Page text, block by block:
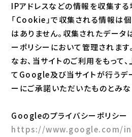
IPアドレスなどの情報を収集する
「Cookie」で収集される情報は
はありません。収集されたデー
ーポリシーにおいて管理されます。
なお、当サイトのご利用をもって
てGoogle及び当サイトが行うデ
ーにご承諾いただいたものとみな
Googleのプライバシーポリシー
https://www.google.com/